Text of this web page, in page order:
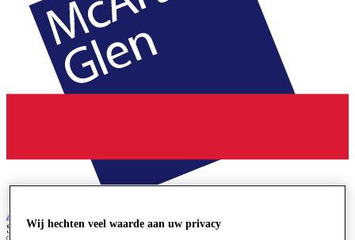
Ashford
Search input
Wij hechten veel waarde aan uw privacy